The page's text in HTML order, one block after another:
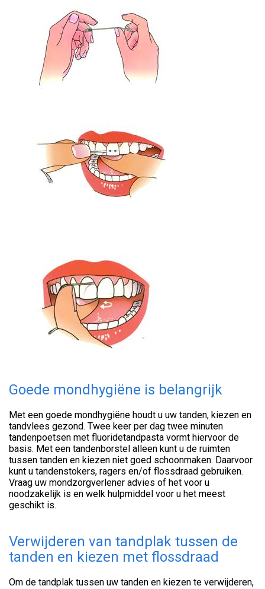
Goede mondhygiëne is belangrijk
Met een goede mondhygiëne houdt u uw tanden, kiezen en
tandvlees gezond. Twee keer per dag twee minuten
tandenpoetsen met fluoridetandpasta vormt hiervoor de
basis. Met een tandenborstel alleen kunt u de ruimten
tussen tanden en kiezen niet goed schoonmaken. Daarvoor
kunt u tandenstokers, ragers en/of flossdraad gebruiken.
Vraag uw mondzorgverlener advies of het voor u
noodzakelijk is en welk hulpmiddel voor u het meest
geschikt is.
Verwijderen van tandplak tussen de
tanden en kiezen met flossdraad
Om de tandplak tussen uw tanden en kiezen te verwijderen,